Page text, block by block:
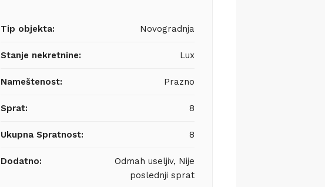
Tip objekta: Novogradnja
Stanje nekretnine: Lux
Nameštenost: Prazno
Sprat: 8
Ukupna Spratnost: 8
Dodatno:
Odmah useljiv, Nije
poslednji sprat